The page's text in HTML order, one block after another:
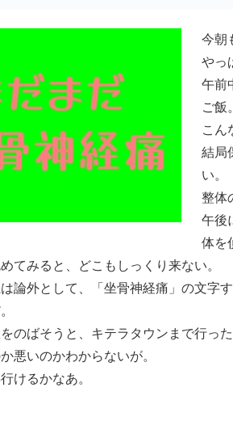
今朝
やっ
午前
ご飯。
こん
結局
い。
整体
午後
体を
てみると、どこもしっくり来ない。
論外として、「坐骨神経痛」の文字
のばそうと、キテラタウンまで行っ
悪いのかわからないが。
けるかなあ。